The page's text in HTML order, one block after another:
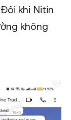
khi Nitin
không